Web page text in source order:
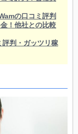
の口コミ評判
！他社との比較
評判・ガッツリ稼